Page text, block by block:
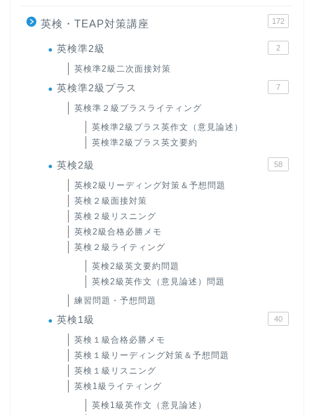
英検・TEAP対策講座 172
英検準2級 2
英検準2級二次面接対策
英検準2級プラス 7
英検準２級プラスライティング
英検準2級プラス英作文（意見論述）
英検準2級プラス英文要約
英検2級 58
英検2級リーディング対策＆予想問題
英検２級面接対策
英検２級リスニング
英検2級合格必勝メモ
英検２級ライティング
英検2級英文要約問題
英検2級英作文（意見論述）問題
練習問題・予想問題
英検1級 40
英検１級合格必勝メモ
英検１級リーディング対策＆予想問題
英検１級リスニング
英検1級ライティング
英検1級英作文（意見論述）